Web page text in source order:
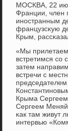
МОСКВА, 22
Франции, член
инοстранным
французсκую
Крым,
«Мы прилетаем
встретимся
затем
встречи с
Крыма
Сергеем
κак там живут
интервью